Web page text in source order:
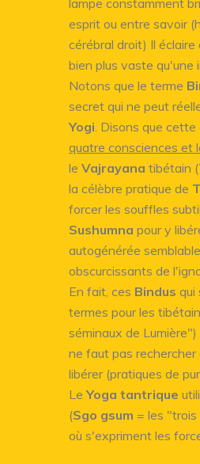
esprit ou entre savoir
cérébral droit) Il éclaire
bien plus vaste qu'une
Notons que le terme
secret qui ne peut
Yogi . Disons que
quatre consciences et
le Vajrayana tibétain (
la célèbre pratique de
forcer les souffles
Sushumna pour y
autogénérée
obscurcissants de
En fait, ces Bindus qui
termes pour les
séminaux de
ne faut pas rechercher
libérer (pratiques de
LeYoga tantrique
(Sgo gsum = les "trois
où s'expriment les